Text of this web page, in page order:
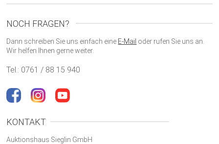
NOCH FRAGEN?
Dann schreiben Sie uns einfach eine E-Mail oder rufen Sie uns an.
Wir helfen Ihnen gerne weiter.
Tel.: 0761 / 88 15 940
KONTAKT
Auktionshaus Sieglin GmbH